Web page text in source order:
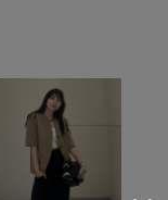
GAX24470
moredenim